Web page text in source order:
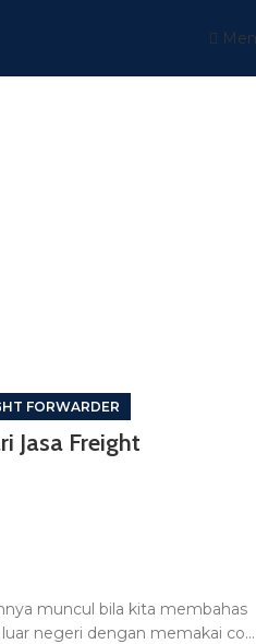
FORWARDER
Jasa Freight
muncul bila kita membahas
negeri dengan memakai co...